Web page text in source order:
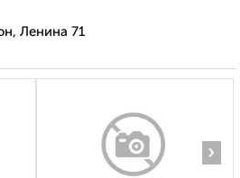
Ленина 71
›